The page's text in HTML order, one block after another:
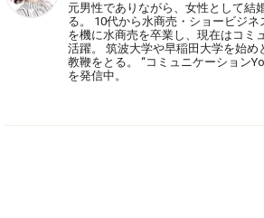
元男性でありながら、女性として結
る。 10代から水商売・ショービジ
を機に水商売を卒業し、現在はコミ
活躍。 筑波大学や早稲田大学を始め
教鞭をとる。 “コミュニケーション
を発信中。